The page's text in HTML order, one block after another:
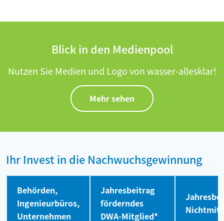
Blick in den Medienpool
Nutzen Sie Medien und Logo von wasser-allesklar!
Mehr sehen
Ihr Invest in die Nachwuchsgewinnung
Behörden,
Ingenieurbüros,
Unternehmen
Jahresbeitrag
förderndes
DWA-Mitglied*